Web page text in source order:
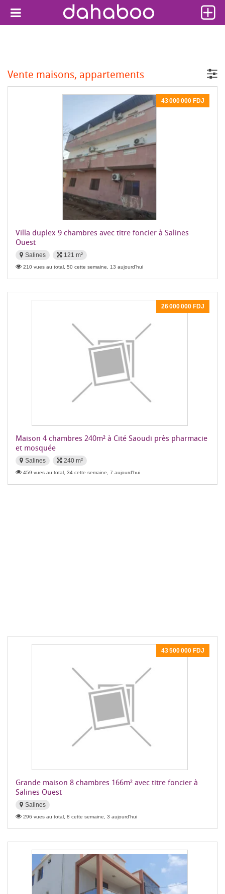
Vente maisons, appartements
43 000 000 FDJ
Villa duplex 9 chambres avec titre foncier à Salines
Ouest
Salines 121 m²
210 vues au total, 50 cette semaine, 13 aujourd'hui
26 000 000 FDJ
Maison 4 chambres 240m² à Cité Saoudi près pharmacie
et mosquée
Salines 240 m²
459 vues au total, 34 cette semaine, 7 aujourd'hui
43 500 000 FDJ
Grande maison 8 chambres 166m² avec titre foncier à
Salines Ouest
Salines
296 vues au total, 8 cette semaine, 3 aujourd'hui